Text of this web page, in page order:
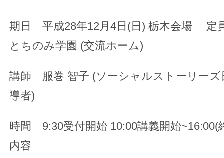
期日 平成28年12月4日(日) 栃木会場
とちのみ学園 (交流ホーム)
講師 服巻 智子 (ソーシャルストーリーズ
導者)
時間 9:30受付開始 10:00講義開始~16:00(
内容